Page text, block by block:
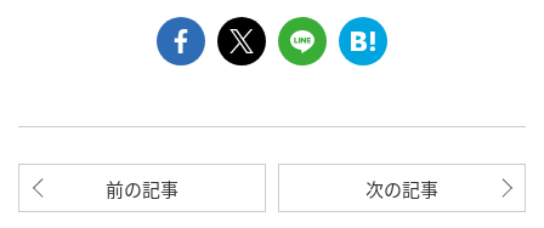
前の記事 次の記事